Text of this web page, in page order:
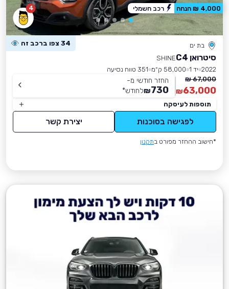
4
בת ים 34 צפו ברכב זה
סיטרואן C4
SHINE
2022 יד 1 58,000 ק״מ
351 טווח נסיעה
67,000 ₪
63,000
₪
החזר חודשי מ-
730
₪לחודש*
תוספות לעיסקה
לפגישה בסוכנות יצירת קשר
*חישוב ההחזר מפורט בתקנון
4,000 ₪ הנחה רכב חשמלי